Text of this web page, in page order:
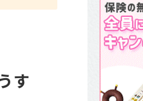
す